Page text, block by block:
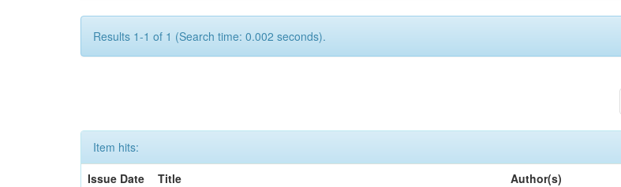
Results 1-1 of 1 (Search time: 0.002 seconds).
Item hits:
Issue Date
Title
Author(s)